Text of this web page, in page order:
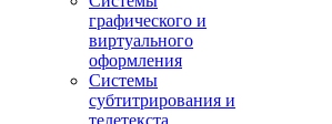
графического и
виртуального
оформления
Системы
субтитрирования и
телетекста